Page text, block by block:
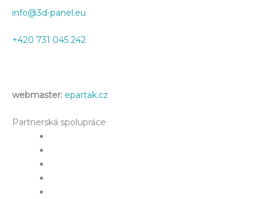
info@3d-panel.eu
+420 731 045 242
webmaster: epartak.cz
Partnerská spolupráce